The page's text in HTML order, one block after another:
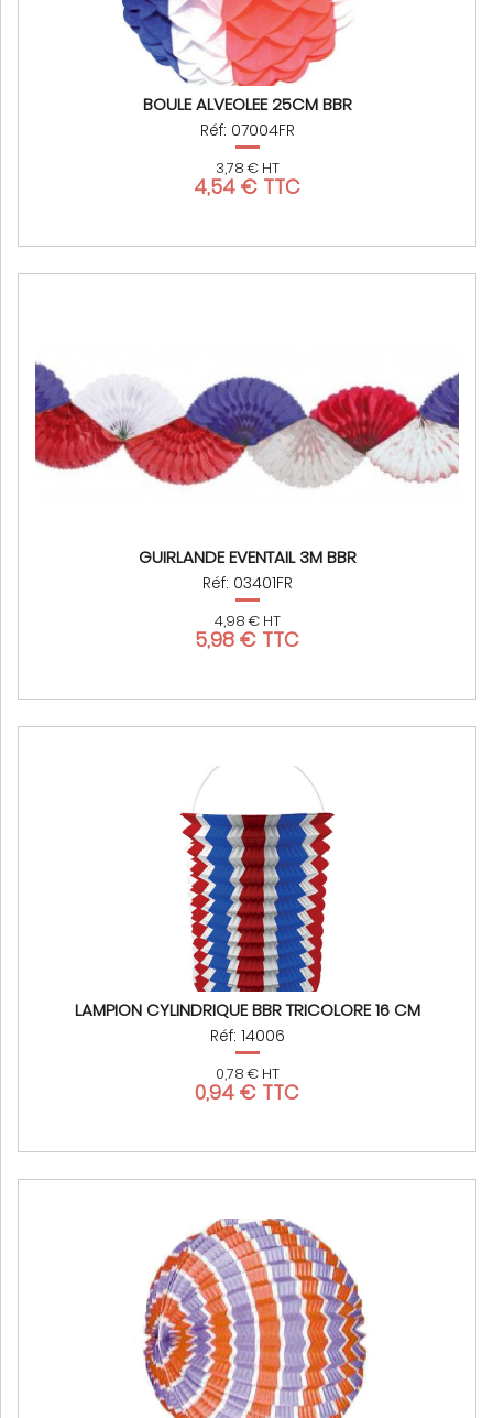
BOULE ALVEOLEE 25CM BBR
Réf: 07004FR
3,78 € HT
4,54 € TTC
GUIRLANDE EVENTAIL 3M BBR
Réf: 03401FR
4,98 € HT
5,98 € TTC
LAMPION CYLINDRIQUE BBR TRICOLORE 16 CM
Réf: 14006
0,78 € HT
0,94 € TTC